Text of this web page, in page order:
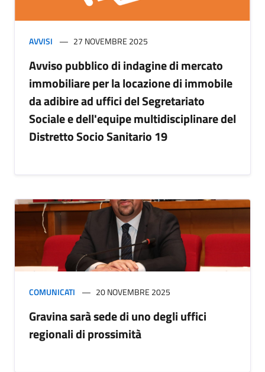
AVVISI 27 NOVEMBRE 2025
Avviso pubblico di indagine di mercato
immobiliare per la locazione di immobile
da adibire ad uffici del Segretariato
Sociale e dell'equipe multidisciplinare del
Distretto Socio Sanitario 19
COMUNICATI 20 NOVEMBRE 2025
Gravina sarà sede di uno degli uffici
regionali di prossimità